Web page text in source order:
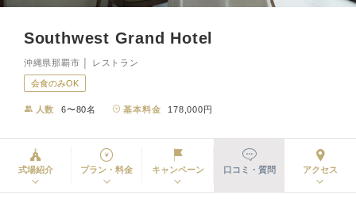
Southwest Grand Hotel
沖縄県那覇市 │ レストラン
会食のみOK
人数 6〜80名 基本料金 178,000円
式場紹介 プラン・料金 キャンペーン 口コミ・質問 アクセス